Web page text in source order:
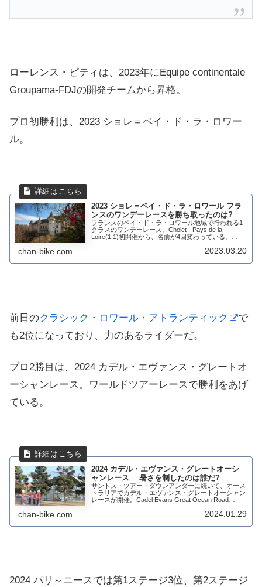
ローレンス・ピティは、2023年にEquipe continentale
Groupama-FDJの開発チームから昇格。
プロ初勝利は、2023 ショレ＝ペイ・ド・ラ・ロワー
ル。
2023 ショレ＝ペイ・ド・ラ・ロワール フラ
ンスのワンデーレースを勝ち取ったのは?
フランスのペイ・ド・ラ・ロワール地域で行われる1
クラスのワンデーレース。Cholet - Pays de la
Loire(1.1)初開催から、名前が4回変わっている。
chan-bike.com 2023.03.20
前日のクラシック・ロワール・アトランティック
で
も2位になっており、力のあるライダーだ。
プロ2勝目は、2024 カデル・エヴァンス・グレートオ
ーシャンレース。ワールドツアーレースで勝利をあげ
ている。
2024 カデル・エヴァンス・グレートオーシ
ャンレース 暑さを制したのは誰だ?
サントス・ツアー・ダウンアンダーに続いて、オース
トラリアでカデル・エヴァンス・グレートオーシャン
レースが開催。Cadel Evans Great Ocean Road
chan-bike.com 2024.01.29
2024 パリ～ニースでは第1ステージ3位、第2ステージ